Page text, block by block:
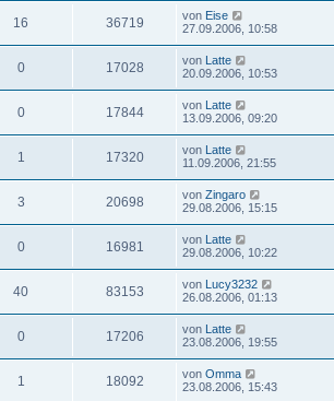
16 36719 von Eise
27.09.2006, 10:58
0 17028 von Latte
20.09.2006, 10:53
0 17844 von Latte
13.09.2006, 09:20
1 17320 von Latte
11.09.2006, 21:55
3 20698 von Zingaro
29.08.2006, 15:15
0 16981 von Latte
29.08.2006, 10:22
40 83153 von Lucy3232
26.08.2006, 01:13
0 17206 von Latte
23.08.2006, 19:55
1 18092 von Omma
23.08.2006, 15:43